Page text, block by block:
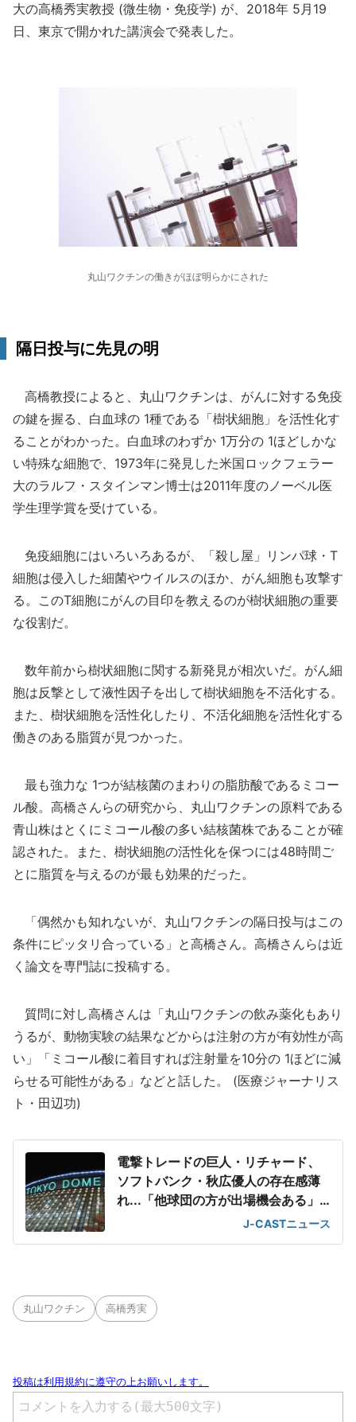
大の高橋秀実教授 (微生物・免疫学) が、2018年 5月19
日、東京で開かれた講演会で発表した。
丸山ワクチンの働きがほぼ明らかにされた
隔日投与に先見の明
高橋教授によると、丸山ワクチンは、がんに対する免疫
の鍵を握る、白血球の 1種である「樹状細胞」を活性化す
ることがわかった。白血球のわずか 1万分の 1ほどしかな
い特殊な細胞で、1973年に発見した米国ロックフェラー
大のラルフ・スタインマン博士は2011年度のノーベル医
学生理学賞を受けている。
免疫細胞にはいろいろあるが、「殺し屋」リンパ球・T
細胞は侵入した細菌やウイルスのほか、がん細胞も攻撃す
る。このT細胞にがんの目印を教えるのが樹状細胞の重要
な役割だ。
数年前から樹状細胞に関する新発見が相次いだ。がん細
胞は反撃として液性因子を出して樹状細胞を不活化する。
また、樹状細胞を活性化したり、不活化細胞を活性化する
働きのある脂質が見つかった。
最も強力な 1つが結核菌のまわりの脂肪酸であるミコー
ル酸。高橋さんらの研究から、丸山ワクチンの原料である
青山株はとくにミコール酸の多い結核菌株であることが確
認された。また、樹状細胞の活性化を保つには48時間ご
とに脂質を与えるのが最も効果的だった。
「偶然かも知れないが、丸山ワクチンの隔日投与はこの
条件にピッタリ合っている」と高橋さん。高橋さんらは近
く論文を専門誌に投稿する。
質問に対し高橋さんは「丸山ワクチンの飲み薬化もあり
うるが、動物実験の結果などからは注射の方が有効性が高
い」「ミコール酸に着目すれば注射量を10分の 1ほどに減
らせる可能性がある」などと話した。 (医療ジャーナリス
ト・田辺功)
電撃トレードの巨人・リチャード、
ソフトバンク・秋広優人の存在感薄
れ...「他球団の方が出場機会ある」
J-CASTニュース
丸山ワクチン 高橋秀実